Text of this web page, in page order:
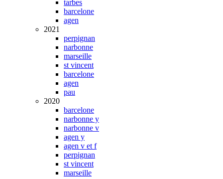
tarbes
barcelone
agen
2021
perpignan
narbonne
marseille
st vincent
barcelone
agen
pau
2020
barcelone
narbonne y
narbonne v
agen y
agen v et f
perpignan
st vincent
marseille